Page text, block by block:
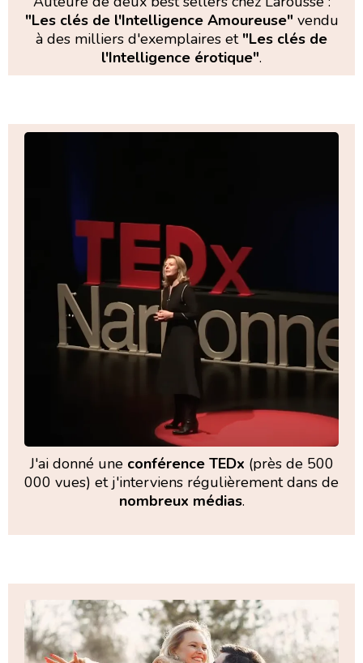
"Les clés de l'Intelligence Amoureuse" vendu
à des milliers d'exemplaires et "Les clés de
l'Intelligence érotique".
J'ai donné une conférence TEDx (près de 500
000 vues) et j'interviens régulièrement dans de
nombreux médias.